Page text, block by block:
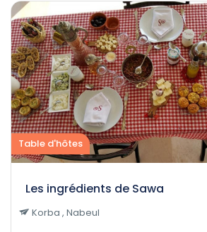
Table d'hôtes
Les ingrédients de Sawa
Korba , Nabeul